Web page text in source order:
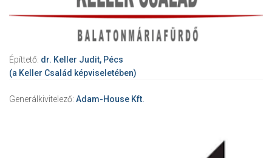
Építtető: dr. Keller Judit, Pécs
(a Keller Család képviseletében)
Generálkivitelező: Adam-House Kft.